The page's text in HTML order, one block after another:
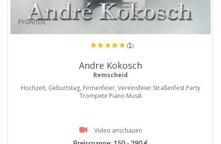
ProArtist
(1)
Andre Kokosch
Remscheid
Hochzeit, Geburtstag, Firmenfeier, Vereinsfeier Straßenfest Party
Trompete Piano Musik
Video anschauen